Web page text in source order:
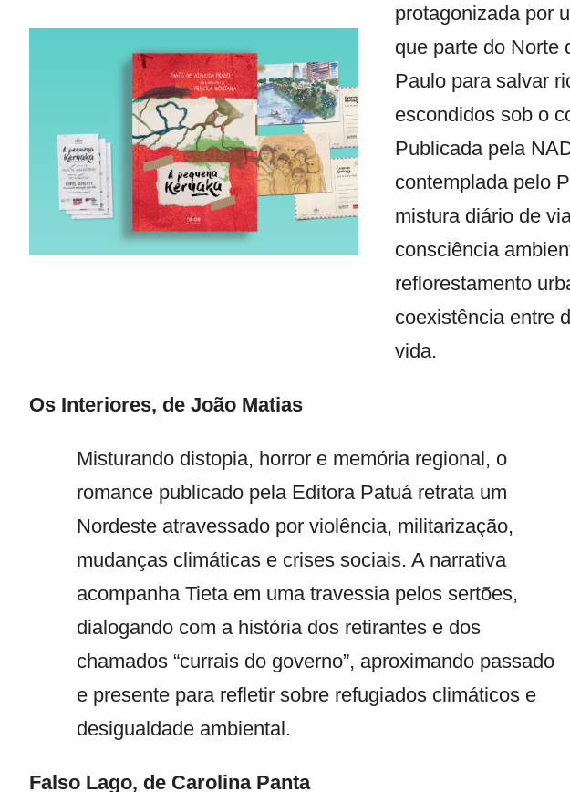
protagonizada por
que parte do Norte
Paulo para salvar
escondidos sob o
Publicada pela
contemplada pelo
mistura diário de
consciência
reflorestamento
coexistência entre
vida.
Os Interiores, de João Matias
Misturando distopia, horror e memória regional, o
romance publicado pela Editora Patuá retrata um
Nordeste atravessado por violência, militarização,
mudanças climáticas e crises sociais. A narrativa
acompanha Tieta em uma travessia pelos sertões,
dialogando com a história dos retirantes e dos
chamados “currais do governo”, aproximando passado
e presente para refletir sobre refugiados climáticos e
desigualdade ambiental.
Falso Lago, de Carolina Panta